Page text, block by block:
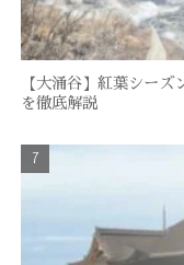
【大涌谷】紅葉シー
を徹底解説